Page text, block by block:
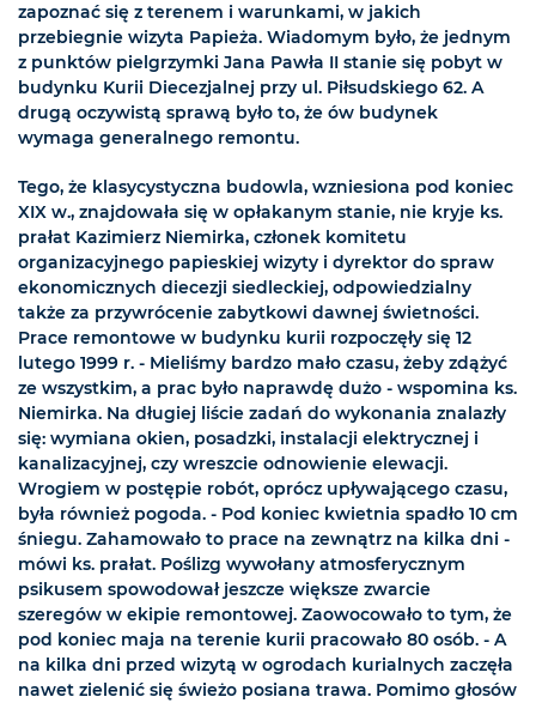
zapoznać się z terenem i warunkami, w jakich
przebiegnie wizyta Papieża. Wiadomym było, że jednym
z punktów pielgrzymki Jana Pawła II stanie się pobyt w
budynku Kurii Diecezjalnej przy ul. Piłsudskiego 62. A
drugą oczywistą sprawą było to, że ów budynek
wymaga generalnego remontu.
Tego, że klasycystyczna budowla, wzniesiona pod koniec
XIX w., znajdowała się w opłakanym stanie, nie kryje ks.
prałat Kazimierz Niemirka, członek komitetu
organizacyjnego papieskiej wizyty i dyrektor do spraw
ekonomicznych diecezji siedleckiej, odpowiedzialny
także za przywrócenie zabytkowi dawnej świetności.
Prace remontowe w budynku kurii rozpoczęły się 12
lutego 1999 r. - Mieliśmy bardzo mało czasu, żeby zdążyć
ze wszystkim, a prac było naprawdę dużo - wspomina ks.
Niemirka. Na długiej liście zadań do wykonania znalazły
się: wymiana okien, posadzki, instalacji elektrycznej i
kanalizacyjnej, czy wreszcie odnowienie elewacji.
Wrogiem w postępie robót, oprócz upływającego czasu,
była również pogoda. - Pod koniec kwietnia spadło 10 cm
śniegu. Zahamowało to prace na zewnątrz na kilka dni -
mówi ks. prałat. Poślizg wywołany atmosferycznym
psikusem spowodował jeszcze większe zwarcie
szeregów w ekipie remontowej. Zaowocowało to tym, że
pod koniec maja na terenie kurii pracowało 80 osób. - A
na kilka dni przed wizytą w ogrodach kurialnych zaczęła
nawet zielenić się świeżo posiana trawa. Pomimo głosów